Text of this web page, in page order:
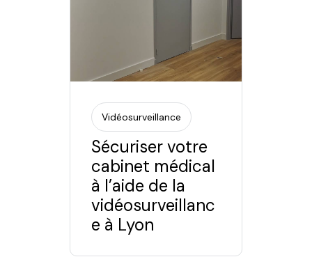
Vidéosurveillance
Sécuriser votre
cabinet médical
à l’aide de la
vidéosurveillanc
e à Lyon